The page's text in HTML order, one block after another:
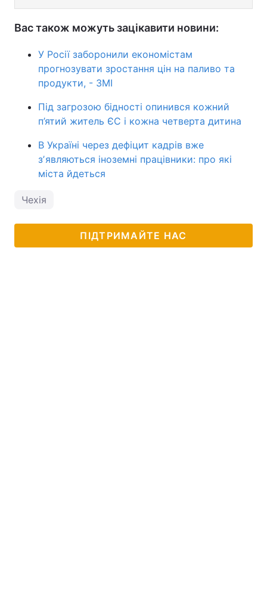
Вас також можуть зацікавити новини:
У Росії заборонили економістам
прогнозувати зростання цін на паливо та
продукти, - ЗМІ
Під загрозою бідності опинився кожний
п’ятий житель ЄС і кожна четверта дитина
В Україні через дефіцит кадрів вже
зʼявляються іноземні працівники: про які
міста йдеться
Чехія
ПІДТРИМАЙТЕ НАС